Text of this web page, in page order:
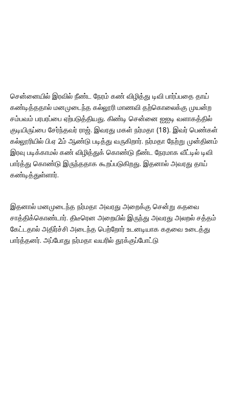
சென்னையில் இரவில் நீண்ட நேரம் கண் விழித்து டிவி பார்ப்பதை தாய்
கண்டித்ததால் மனமுடைந்த கல்லூரி மாணவி தற்கொலைக்கு முயன்ற
சம்பவம் பரபரப்பை ஏற்படுத்தியது. கிண்டி சென்னை ஐஐடி வளாகத்தில்
குடியிருப்பை சேர்ந்தவர் ராஜ். இவரது மகள் நர்மதா (18). இவர் பெண்கள்
கல்லூரியில் பி.ஏ 2ம் ஆண்டு படித்து வருகிறார். நர்மதா நேற்று முன்தினம்
இரவு படிக்காமல் கண் விழித்துக் கொண்டு நீண்ட நேரமாக வீட்டில் டிவி
பார்த்து கொண்டு இருந்ததாக கூறப்படுகிறது. இதனால் அவரது தாய்
கண்டித்துள்ளார்.
இதனால் மனமுடைந்த நர்மதா அவரது அறைக்கு சென்று கதவை
சாத்திக்கொண்டார். திடீரென அறையில் இருந்து அவரது அலறல் சத்தம்
கேட்டதால் அதிர்ச்சி அடைந்த பெற்றோர் உடனடியாக கதவை உடைத்து
பார்த்தனர். அப்போது நர்மதா வயரில் தூக்குப்போட்டு